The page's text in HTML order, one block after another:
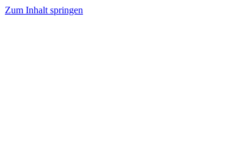
Zum Inhalt springen